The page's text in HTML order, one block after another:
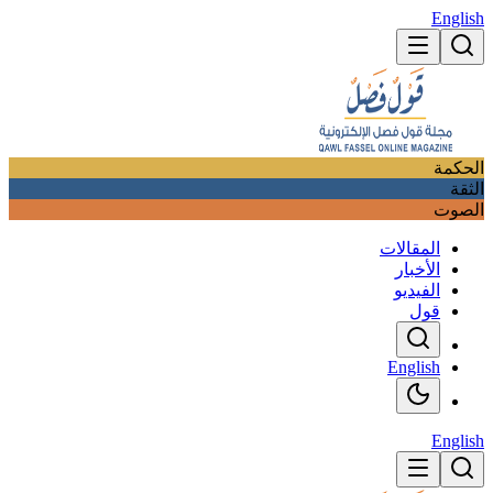
English
الحكمة
الثقة
الصوت
المقالات
الأخبار
الفيديو
قول
English
English